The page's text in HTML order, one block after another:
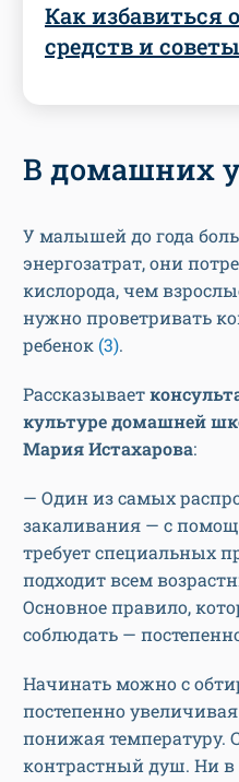
Как избавиться
средств и
В домашних
У малышей до года
энергозатрат, они
кислорода, чем
нужно проветривать
ребенок (3).
Рассказывает
культуре домашней
Мария Истахарова:
— Один из самых
закаливания — с
требует специальных
подходит всем
Основное правило,
соблюдать —
Начинать можно с
постепенно
понижая
контрастный душ. Ни в